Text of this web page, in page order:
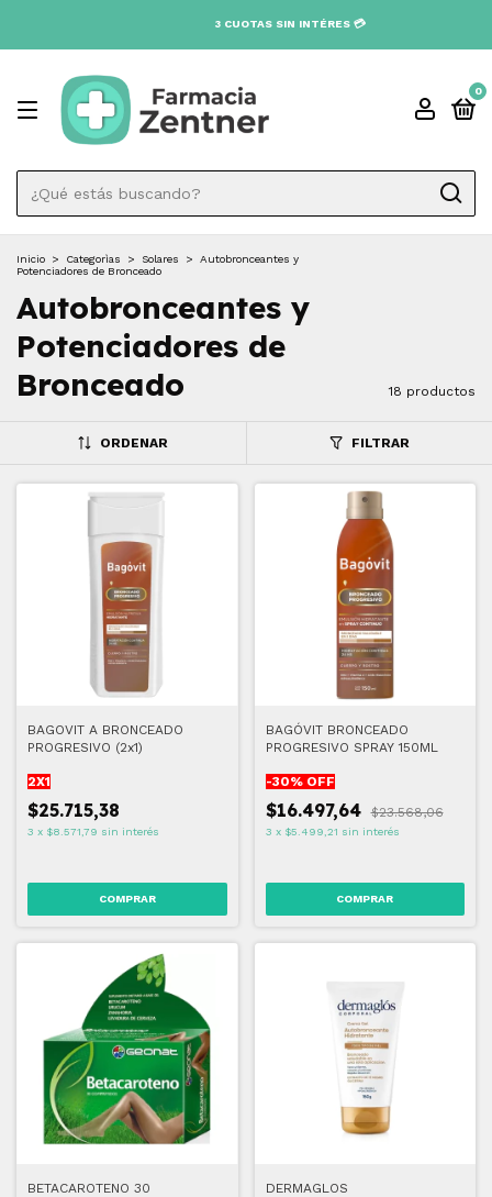
0
Inicio > Categorìas > Solares >
Autobronceantes y
Potenciadores de Bronceado
Autobronceantes y
Potenciadores de
Bronceado
18 productos
ORDENAR FILTRAR
BAGOVIT A BRONCEADO
PROGRESIVO (2x1)
2X1
$25.715,38
3 x $8.571,79 sin interés
BAGÓVIT BRONCEADO
PROGRESIVO SPRAY 150ML
-30% OFF
$16.497,64 $23.568,06
3 x $5.499,21 sin interés
BETACAROTENO 30
DERMAGLOS